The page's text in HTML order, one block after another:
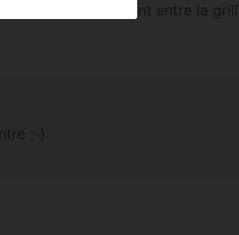
grande) directement entre la
;-)